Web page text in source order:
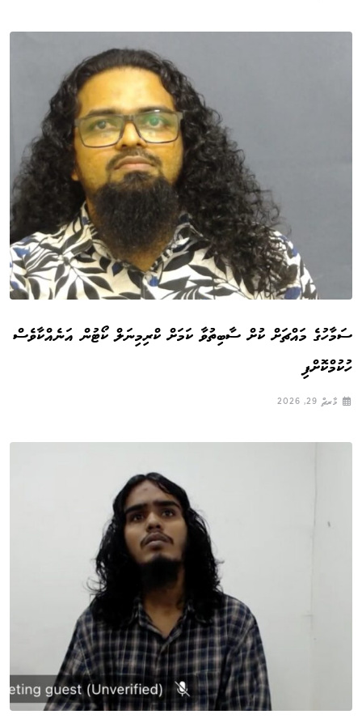
ސަމާހުގެ މައްޗަށް ކުށް ސާބިތުވާ ކަމަށް ކްރިމިނަލް ކޯޓުން އަނެއްކާވެސް
ހުކުމްކޮށްފި
މާރޗް 29, 2026